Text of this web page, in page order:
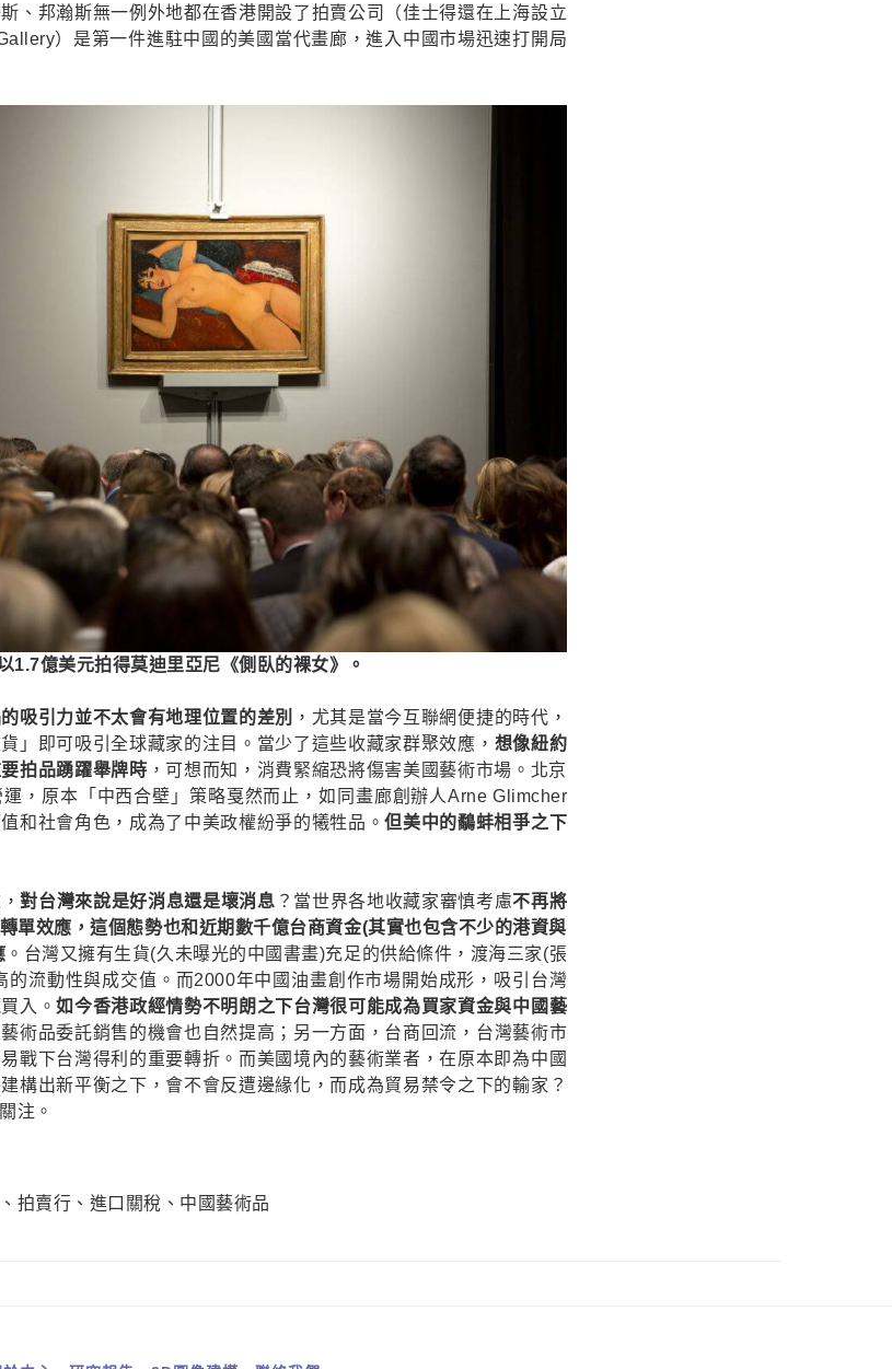
、邦瀚斯無一例外地都在香港開設了拍賣公司（佳士得還在上海設立
）是第一件進駐中國的美國當代畫廊，進入中國市場迅速打開局
1.7億美元拍得莫迪里亞尼《側臥的裸女》。
吸引力並不太會有地理位置的差別
，尤其是當今互聯網便捷的時代，
」即可吸引全球藏家的注目。當少了這些收藏家群聚效應， 想像紐約
拍品踴躍舉牌時 ，可想而知，消費緊縮恐將傷害美國藝術市場。北京
，原本「中西合壁」策略戛然而止，如同畫廊創辦人Arne Glimcher
和社會角色，成為了中美政權紛爭的犧牲品。但美中的鷸蚌相爭之下
對台灣來說是好消息還是壞消息 ？當世界各地收藏家審慎考慮不再將
單效應，這個態勢也和近期數千億台商資金(其實也包含不少的港資與
。台灣又擁有生貨(久未曝光的中國書畫)充足的供給條件，渡海三家(張
的流動性與成交值。而2000年中國油畫創作市場開始成形，吸引台灣
入。如今香港政經情勢不明朗之下台灣很可能成為買家資金與中國藝
藝術品委託銷售的機會也自然提高；另一方面，台商回流，台灣藝術市
戰下台灣得利的重要轉折。而美國境內的藝術業者，在原本即為中國
構出新平衡之下，會不會反遭邊緣化，而成為貿易禁令之下的輸家？
注。
、拍賣行 、進口關稅 、中國藝術品